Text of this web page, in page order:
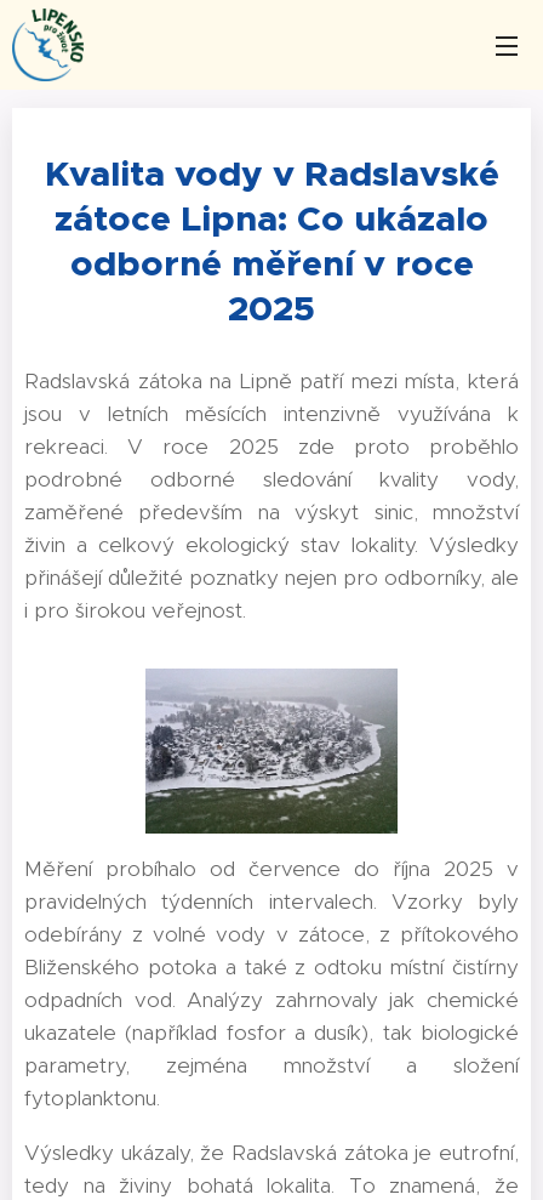
Kvalita vody v Radslavské
zátoce Lipna: Co ukázalo
odborné měření v roce
2025
Radslavská zátoka na Lipně patří mezi místa, která
jsou v letních měsících intenzivně využívána k
rekreaci. V roce 2025 zde proto proběhlo
podrobné odborné sledování kvality vody,
zaměřené především na výskyt sinic, množství
živin a celkový ekologický stav lokality. Výsledky
přinášejí důležité poznatky nejen pro odborníky, ale
i pro širokou veřejnost.
Měření probíhalo od července do října 2025 v
pravidelných týdenních intervalech. Vzorky byly
odebírány z volné vody v zátoce, z přítokového
Bliženského potoka a také z odtoku místní čistírny
odpadních vod. Analýzy zahrnovaly jak chemické
ukazatele (například fosfor a dusík), tak biologické
parametry, zejména množství a složení
fytoplanktonu.
Výsledky ukázaly, že Radslavská zátoka je eutrofní,
tedy na živiny bohatá lokalita. To znamená, že